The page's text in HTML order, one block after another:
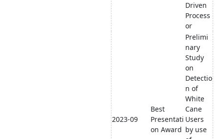
Driven
Process
or
2023-09
Best
Presentati
on Award
Prelimi
nary
Study
on
Detectio
n of
White
Cane
Users
by use